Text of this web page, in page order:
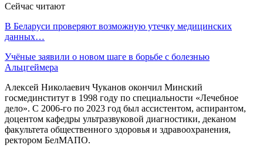
Сейчас читают
В Беларуси проверяют возможную утечку медицинских
данных…
Учёные заявили о новом шаге в борьбе с болезнью
Альцгеймера
Алексей Николаевич Чуканов окончил Минский
госмединститут в 1998 году по специальности «Лечебное
дело». С 2006-го по 2023 год был ассистентом, аспирантом,
доцентом кафедры ультразвуковой диагностики, деканом
факультета общественного здоровья и здравоохранения,
ректором БелМАПО.